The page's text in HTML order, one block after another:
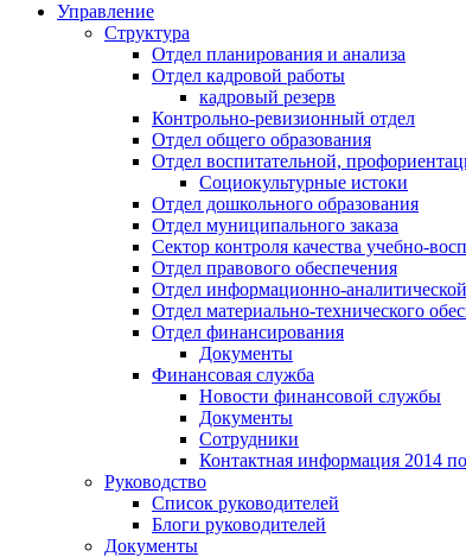
Управление
Структура
Отдел планирования и анализа
Отдел кадровой работы
кадровый резерв
Контрольно-ревизионный отдел
Отдел общего образования
Отдел воспитательной,
Социокультурные истоки
Отдел дошкольного образования
Отдел муниципального заказа
Сектор контроля качества учебно-
Отдел правового обеспечения
Отдел информационно-
Отдел материально-технического
Отдел финансирования
Документы
Финансовая служба
Новости финансовой службы
Документы
Сотрудники
Контактная информация 2014
Руководство
Список руководителей
Блоги руководителей
Документы